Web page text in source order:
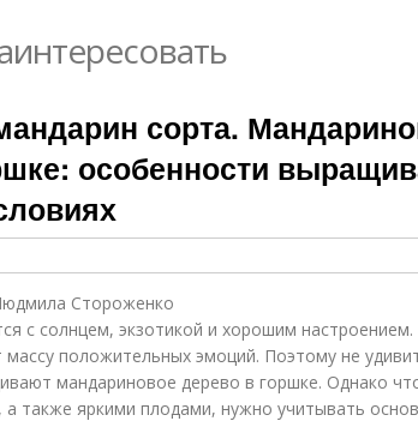
сорта.
особенности
Стороженко
с солнцем, экзотикой и хорошим настроением.
положительных эмоций. Поэтому не
мандариновое дерево в горшке. Однако
также яркими плодами, нужно учитывать